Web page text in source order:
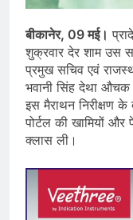
बीकानेर, 09 मई।
शुक्रवार देर शाम उस
प्रमुख सचिव एवं
भवानी सिंह देथा
इस मैराथन निरीक्षण के
पोर्टल की खामियों
क्लास ली।